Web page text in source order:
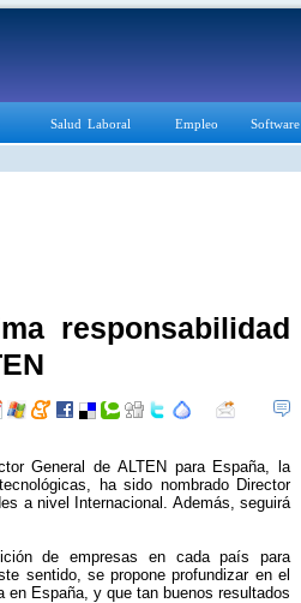
Salud Laboral Empleo Software
responsabilidad
General de ALTEN para España, la
ha sido nombrado Director
a nivel Internacional. Además, seguirá
de empresas en cada país para
sentido, se propone profundizar en el
España, y que tan buenos resultados